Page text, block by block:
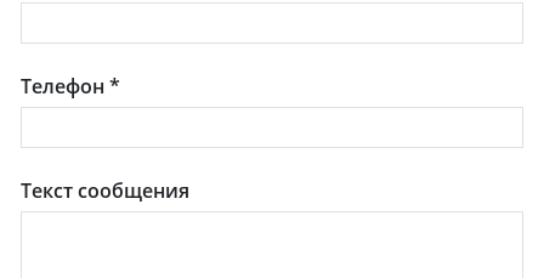
Телефон*
Текст сообщения